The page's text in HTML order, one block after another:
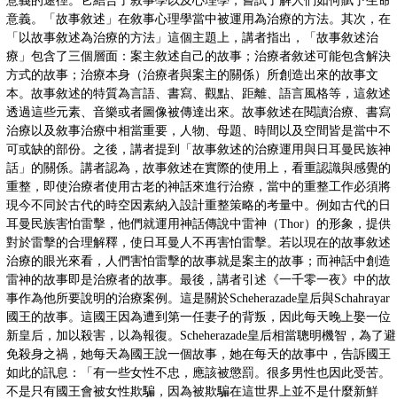
意義。「故事敘述」在敘事心理學當中被運用為治療的方法。其次，在
「以故事敘述為治療的方法」這個主題上，講者指出，「故事敘述治
療」包含了三個層面：案主敘述自己的故事；治療者敘述可能包含解決
方式的故事；治療本身（治療者與案主的關係）所創造出來的故事文
本。故事敘述的特質為言語、書寫、觀點、距離、語言風格等，這敘述
透過這些元素、音樂或者圖像被傳達出來。故事敘述在閱讀治療、書寫
治療以及敘事治療中相當重要，人物、母題、時間以及空間皆是當中不
可或缺的部份。之後，講者提到「故事敘述的治療運用與日耳曼民族神
話」的關係。講者認為，故事敘述在實際的使用上，看重認識與感覺的
重整，即使治療者使用古老的神話來進行治療，當中的重整工作必須將
現今不同於古代的時空因素納入設計重整策略的考量中。例如古代的日
耳曼民族害怕雷擊，他們就運用神話傳說中雷神（Thor）的形象，提供
對於雷擊的合理解釋，使日耳曼人不再害怕雷擊。若以現在的故事敘述
治療的眼光來看，人們害怕雷擊的故事就是案主的故事；而神話中創造
雷神的故事即是治療者的故事。最後，講者引述《一千零一夜》中的故
事作為他所要說明的治療案例。這是關於Scheherazade皇后與Schahrayar
國王的故事。這國王因為遭到第一任妻子的背叛，因此每天晚上娶一位
新皇后，加以殺害，以為報復。Scheherazade皇后相當聰明機智，為了避
免殺身之禍，她每天為國王說一個故事，她在每天的故事中，告訴國王
如此的訊息：「有一些女性不忠，應該被懲罰。很多男性也因此受苦。
不是只有國王會被女性欺騙，因為被欺騙在這世界上並不是什麼新鮮